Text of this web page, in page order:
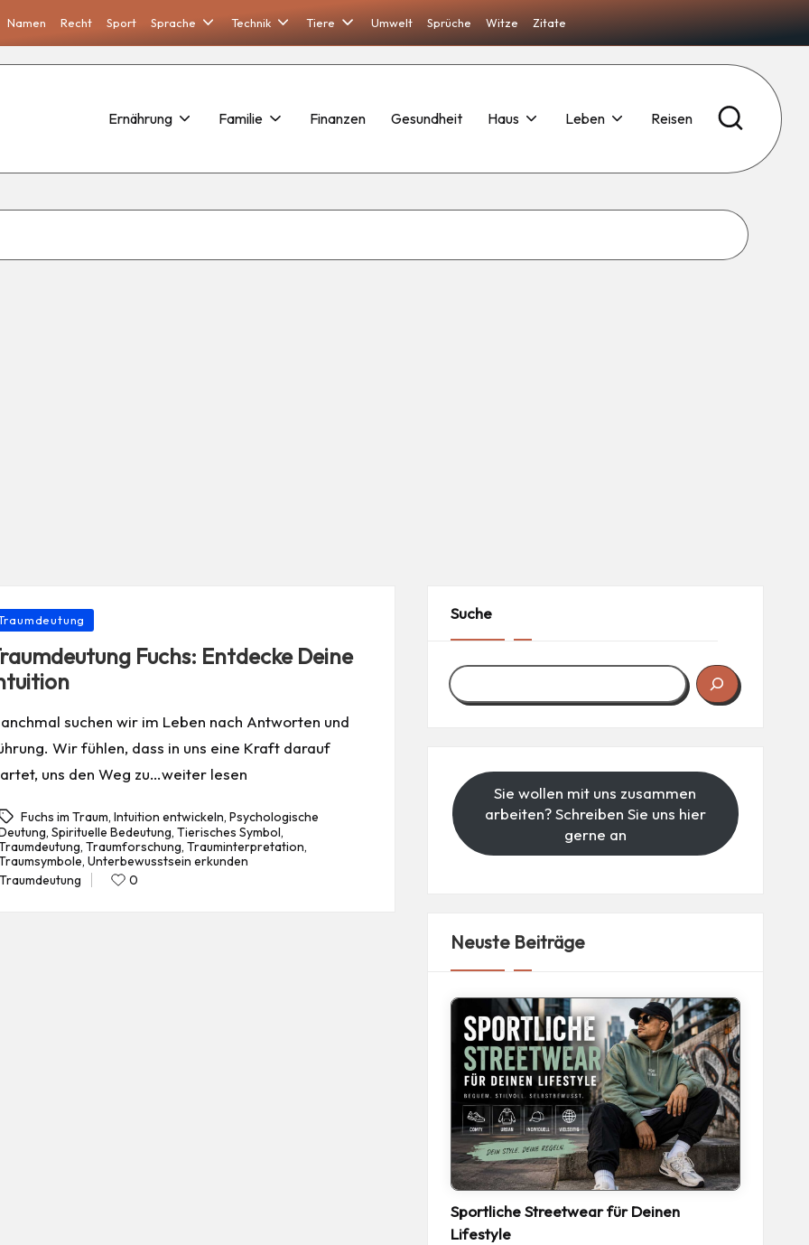
Namen Recht Sport Sprache Technik Tiere Umwelt Sprüche Witze Zitate
Ernährung Familie Finanzen Gesundheit Haus Leben Reisen
Fuchs: Entdecke Deine
suchen wir im Leben nach Antworten und
Wir fühlen, dass in uns eine Kraft darauf
uns den Weg zu…weiter lesen
Fuchs im Traum,Intuition entwickeln,Psychologische
,Spirituelle Bedeutung,Tierisches Symbol,
,Traumforschung,Trauminterpretation,
,Unterbewusstsein erkunden
0
Suche
Sie wollen mit uns zusammen
arbeiten? Schreiben Sie uns hier
gerne an
Neuste Beiträge
Sportliche Streetwear für Deinen
Lifestyle